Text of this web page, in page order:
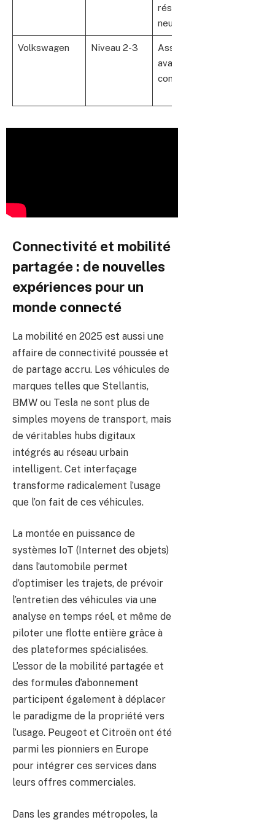
réseaux
neuronaux
Volkswagen Niveau 2-3
Assistance
avancée au
conducteur
Connectivité et mobilité
partagée : de nouvelles
expériences pour un
monde connecté
La mobilité en 2025 est aussi une
affaire de connectivité poussée et
de partage accru. Les véhicules de
marques telles que Stellantis,
BMW ou Tesla ne sont plus de
simples moyens de transport, mais
de véritables hubs digitaux
intégrés au réseau urbain
intelligent. Cet interfaçage
transforme radicalement l’usage
que l’on fait de ces véhicules.
La montée en puissance de
systèmes IoT (Internet des objets)
dans l’automobile permet
d’optimiser les trajets, de prévoir
l’entretien des véhicules via une
analyse en temps réel, et même de
piloter une flotte entière grâce à
des plateformes spécialisées.
L’essor de la mobilité partagée et
des formules d’abonnement
participent également à déplacer
le paradigme de la propriété vers
l’usage. Peugeot et Citroën ont été
parmi les pionniers en Europe
pour intégrer ces services dans
leurs offres commerciales.
Dans les grandes métropoles, la